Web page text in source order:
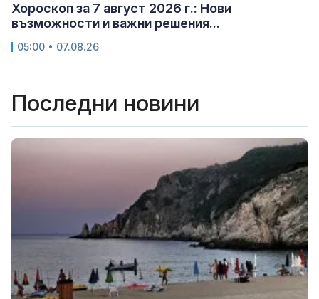
Хороскоп за 7 август 2026 г.: Нови
възможности и важни решения...
05:00 • 07.08.26
Последни новини